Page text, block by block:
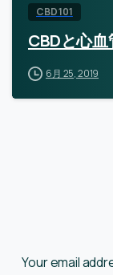
CBD 101
CBDと心血
6月 25, 2019
Your email